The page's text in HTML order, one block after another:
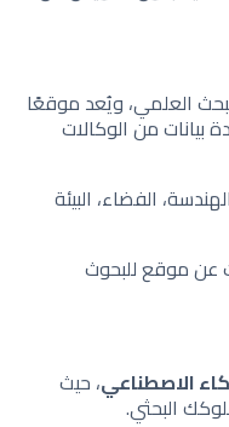
العلمي، ويُعد موقعًا
أكثر من 60 قاعدة بيانات من الوكالات
الفضاء، البيئة
موقع للبحوث
الاصطناعي، حيث
البحثي.